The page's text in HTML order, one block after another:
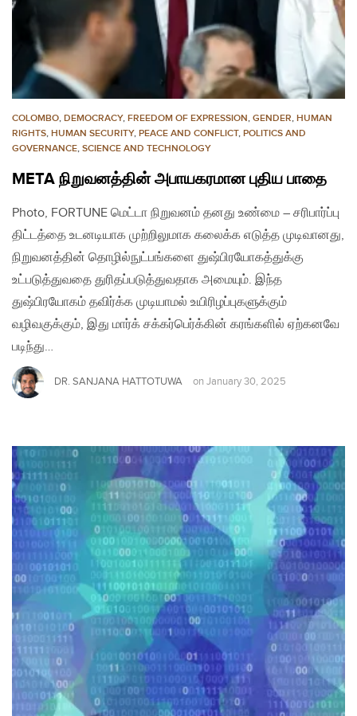
COLOMBO, DEMOCRACY, FREEDOM OF EXPRESSION, GENDER, HUMAN
RIGHTS, HUMAN SECURITY, PEACE AND CONFLICT, POLITICS AND
GOVERNANCE, SCIENCE AND TECHNOLOGY
META நிறுவனத்தின் அபாயகரமான புதிய பாதை
Photo, FORTUNE மெட்டா நிறுவனம் தனது உண்மை – சரிபார்ப்பு
திட்டத்தை உடனடியாக முற்றிலுமாக கலைக்க எடுத்த முடிவானது,
நிறுவனத்தின் தொழில்நுட்பங்களை துஷ்பிரயோகத்துக்கு
உட்படுத்துவதை துரிதப்படுத்துவதாக அமையும். இந்த
துஷ்பிரயோகம் தவிர்க்க முடியாமல் உயிரிழப்புகளுக்கும்
வழிவகுக்கும், இது மார்க் சக்கர்பெர்க்கின் கரங்களில் ஏற்கனவே
படிந்து…
DR. SANJANA HATTOTUWA on January 30, 2025